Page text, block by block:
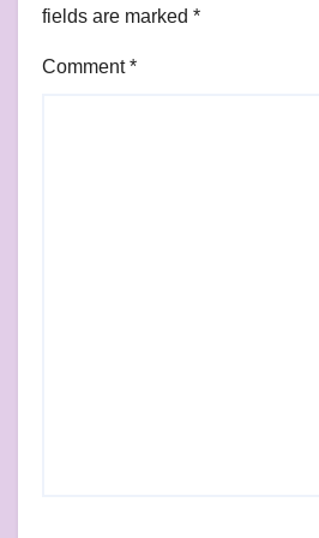
fields are marked *
Comment*